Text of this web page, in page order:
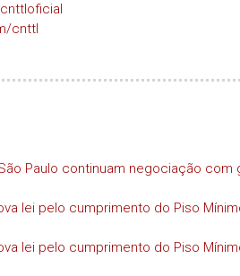
cnttl
Paulo continuam negociação com
lei pelo cumprimento do Piso
lei pelo cumprimento do Piso